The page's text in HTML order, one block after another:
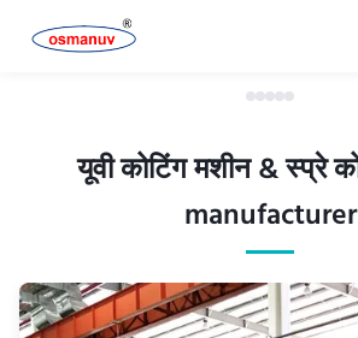
यूवी कोटिंग मशीन & स्प्रे
manufacturer